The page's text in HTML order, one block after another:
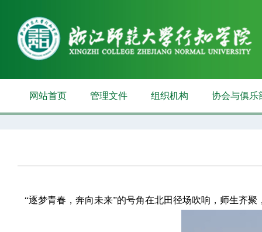
网站首页 管理文件 组织机构 协会与俱乐
“逐梦青春，奔向未来”的号角在北田径场吹响， 师生齐聚